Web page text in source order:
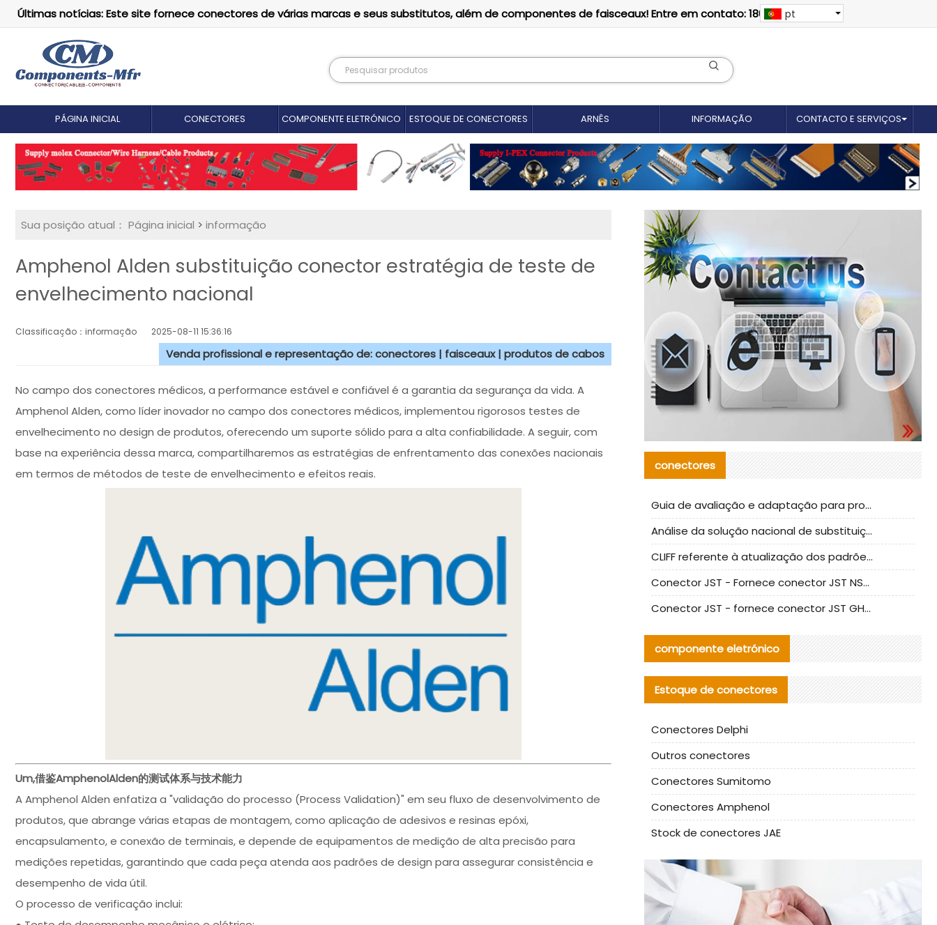
Últimas notícias: Este site fornece conectores de várias marcas e seus substitutos, além de componentes de faisceaux! Entre em contato: 18012695035
pt
PÁGINA INICIAL CONECTORES COMPONENTE ELETRÓNICO ESTOQUE DE CONECTORES ARNÊS INFORMAÇÃO CONTACTO E SERVIÇOS
Sua posição atual： Página inicial > informação
Amphenol Alden substituição conector estratégia de teste de
envelhecimento nacional
Classificação：informação 2025-08-11 15:36:16
Venda profissional e representação de: conectores | faisceaux | produtos de cabos
No campo dos conectores médicos, a performance estável e confiável é a garantia da segurança da vida. A
Amphenol Alden, como líder inovador no campo dos conectores médicos, implementou rigorosos testes de
envelhecimento no design de produtos, oferecendo um suporte sólido para a alta confiabilidade. A seguir, com
base na experiência dessa marca, compartilharemos as estratégias de enfrentamento das conexões nacionais
em termos de métodos de teste de envelhecimento e efeitos reais.
Um,借鉴AmphenolAlden的测试体系与技术能力
A Amphenol Alden enfatiza a "validação do processo (Process Validation)" em seu fluxo de desenvolvimento de
produtos, que abrange várias etapas de montagem, como aplicação de adesivos e resinas epóxi,
encapsulamento, e conexão de terminais, e depende de equipamentos de medição de alta precisão para
medições repetidas, garantindo que cada peça atenda aos padrões de design para assegurar consistência e
desempenho de vida útil.
O processo de verificação inclui:
conectores
Guia de avaliação e adaptação para produção em massa de componentes de cabos nacionais CNC Tech
Análise da solução nacional de substituição da linha de alta frequência I-PEX
CLIFF referente à atualização dos padrões de teste de conectores nacionais
Conector JST - Fornece conector JST NSHR-02V-S original | substituto
Conector JST - fornece conector JST GHR-09V-S autêntico | substituto
componente eletrónico
Estoque de conectores
Conectores Delphi
Outros conectores
Conectores Sumitomo
Conectores Amphenol
Stock de conectores JAE